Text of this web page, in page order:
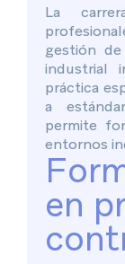
La
gestión de
industrial
práctica
a
permite
entornos
en